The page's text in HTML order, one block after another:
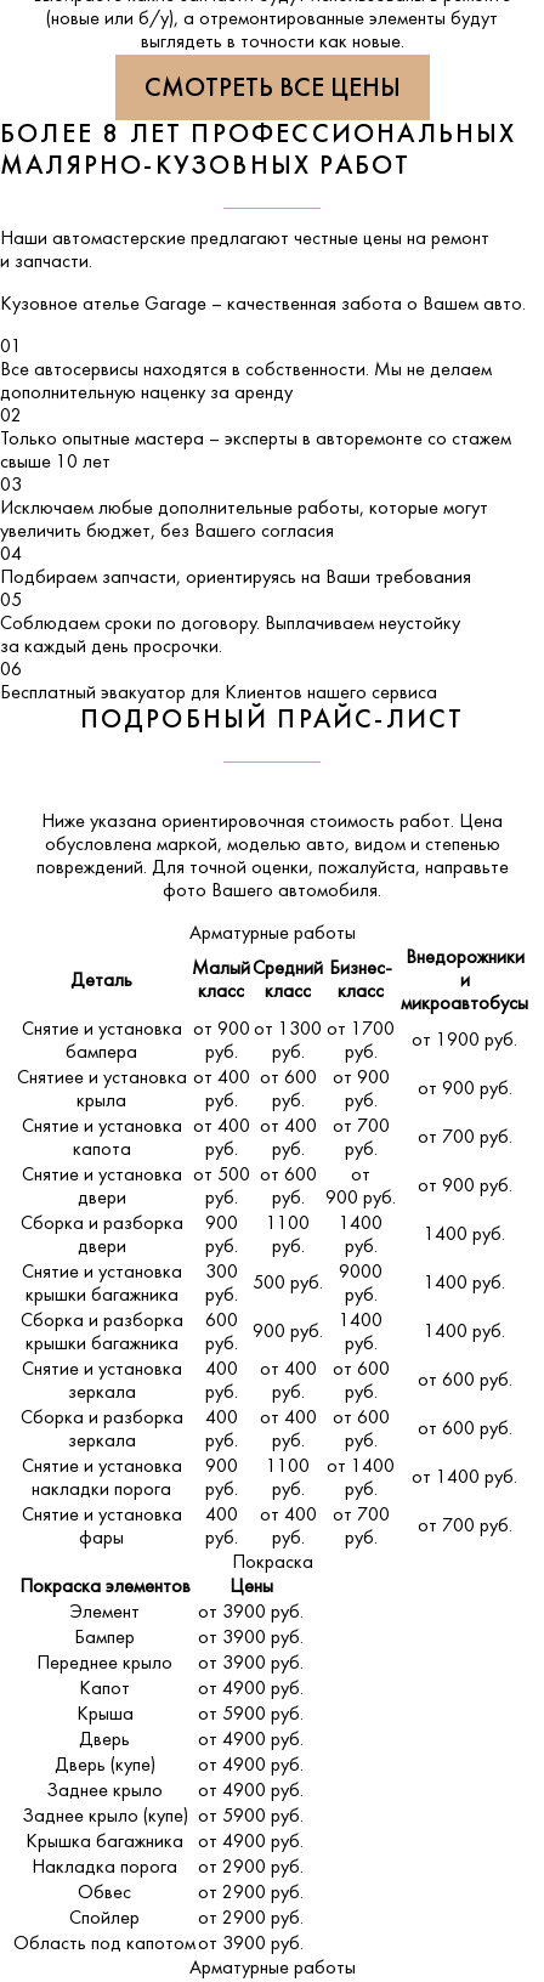
(новые или б/у), а отремонтированные элементы будут
выглядеть в точности как новые.
СМОТРЕТЬ ВСЕ ЦЕНЫ
БОЛЕЕ 8 ЛЕТ ПРОФЕССИОНАЛЬНЫХ
МАЛЯРНО-КУЗОВНЫХ РАБОТ
Наши автомастерские предлагают честные цены на ремонт
и запчасти.
Кузовное ателье Garage – качественная забота о Вашем авто.
01
Все автосервисы находятся в собственности. Мы не делаем
дополнительную наценку за аренду
02
Только опытные мастера – эксперты в авторемонте со стажем
свыше 10 лет
03
Исключаем любые дополнительные работы, которые могут
увеличить бюджет, без Вашего согласия
04
Подбираем запчасти, ориентируясь на Ваши требования
05
Соблюдаем сроки по договору. Выплачиваем неустойку
за каждый день просрочки.
06
Бесплатный эвакуатор для Клиентов нашего сервиса
ПОДРОБНЫЙ ПРАЙС-ЛИСТ
Ниже указана ориентировочная стоимость работ. Цена
обусловлена маркой, моделью авто, видом и степенью
повреждений. Для точной оценки, пожалуйста, направьте
фото Вашего автомобиля.
Арматурные работы
Деталь
Малый
класс
Средний
класс
Бизнес-
класс
Внедорожники
и
микроавтобусы
Снятие и установка
бампера
от 900
руб.
от 1300
руб.
от 1700
руб.
от 1900 руб.
Снятиее и установка
крыла
от 400
руб.
от 600
руб.
от 900
руб.
от 900 руб.
Снятие и установка
капота
от 400
руб.
от 400
руб.
от 700
руб.
от 700 руб.
Снятие и установка
двери
от 500
руб.
от 600
руб.
от
900 руб.
от 900 руб.
Сборка и разборка
двери
900
руб.
1100
руб.
1400
руб.
1400 руб.
Снятие и установка
крышки багажника
300
руб.
500 руб.
9000
руб.
1400 руб.
Сборка и разборка
крышки багажника
600
руб.
900 руб.
1400
руб.
1400 руб.
Снятие и установка
зеркала
400
руб.
от 400
руб.
от 600
руб.
от 600 руб.
Сборка и разборка
зеркала
400
руб.
от 400
руб.
от 600
руб.
от 600 руб.
Снятие и установка
накладки порога
900
руб.
1100
руб.
от 1400
руб.
от 1400 руб.
Снятие и установка
фары
400
руб.
от 400
руб.
от 700
руб.
от 700 руб.
Покраска
Покраска элементов
Цены
Элемент
от 3900 руб.
Бампер
от 3900 руб.
Переднее крыло
от 3900 руб.
Капот
от 4900 руб.
Крыша
от 5900 руб.
Дверь
от 4900 руб.
Дверь (купе)
от 4900 руб.
Заднее крыло
от 4900 руб.
Заднее крыло (купе) от 5900 руб.
Крышка багажника
от 4900 руб.
Накладка порога
от 2900 руб.
Обвес
от 2900 руб.
Спойлер
от 2900 руб.
Область под капотомот 3900 руб.
Арматурные работы